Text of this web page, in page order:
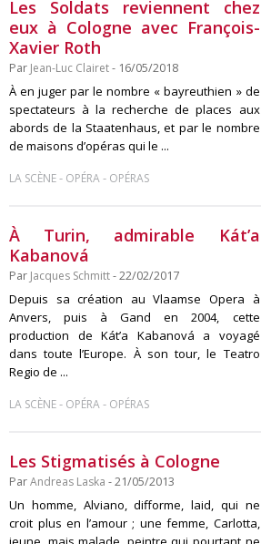
Les Soldats reviennent chez
eux à Cologne avec François-
Xavier Roth
Par Jean-Luc Clairet- 16/05/2018
À en juger par le nombre « bayreuthien » de
spectateurs à la recherche de places aux
abords de la Staatenhaus, et par le nombre
de maisons d’opéras qui le ...
LA SCÈNE- OPÉRA- OPÉRAS
À Turin, admirable Kát’a
Kabanová
Par Jacques Schmitt- 22/02/2017
Depuis sa création au Vlaamse Opera à
Anvers, puis à Gand en 2004, cette
production de Kát’a Kabanová a voyagé
dans toute l’Europe. À son tour, le Teatro
Regio de ...
LA SCÈNE- OPÉRA- OPÉRAS
Les Stigmatisés à Cologne
ParAndreas Laska - 21/05/2013
Un homme, Alviano, difforme, laid, qui ne
croit plus en l’amour ; une femme, Carlotta,